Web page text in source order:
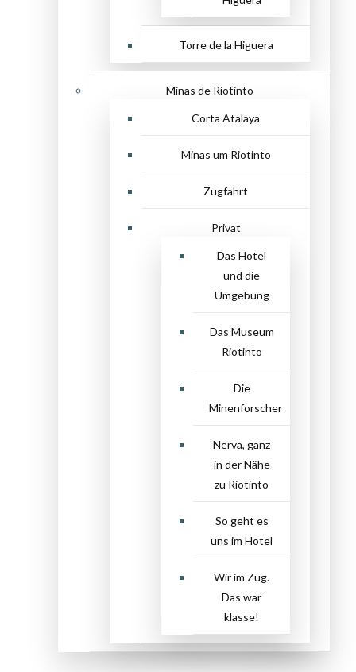
Torre de la Higuera
Minas de Riotinto
Corta Atalaya
Minas um Riotinto
Zugfahrt
Privat
Das Hotel
und die
Umgebung
Das Museum
Riotinto
Die
Minenforscher
Nerva, ganz
in der Nähe
zu Riotinto
So geht es
uns im Hotel
Wir im Zug.
Das war
klasse!